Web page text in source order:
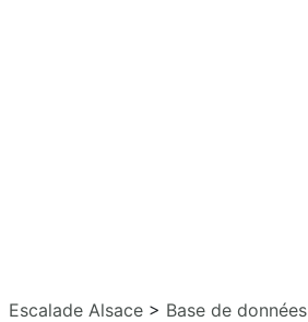
Escalade Alsace > Base de données